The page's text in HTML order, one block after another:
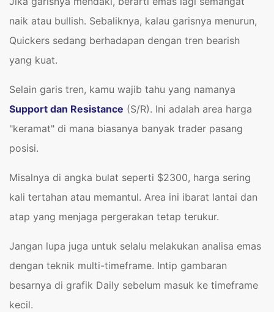
naik atau bullish. Sebaliknya, kalau garisnya menurun,
Quickers sedang berhadapan dengan tren bearish
yang kuat.
Selain garis tren, kamu wajib tahu yang namanya
Support dan Resistance (S/R). Ini adalah area harga
"keramat" di mana biasanya banyak trader pasang
posisi.
Misalnya di angka bulat seperti $2300, harga sering
kali tertahan atau memantul. Area ini ibarat lantai dan
atap yang menjaga pergerakan tetap terukur.
Jangan lupa juga untuk selalu melakukan analisa emas
dengan teknik multi-timeframe. Intip gambaran
besarnya di grafik Daily sebelum masuk ke timeframe
kecil.